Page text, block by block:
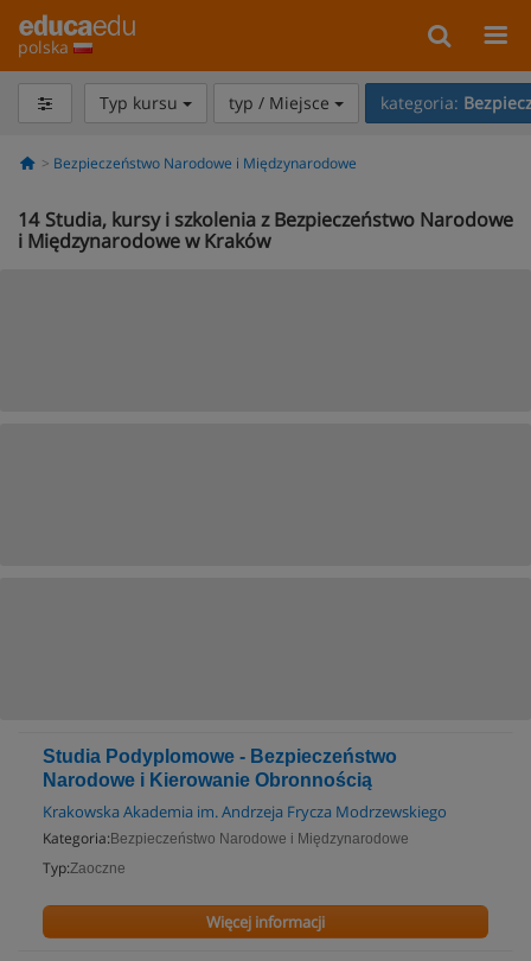
polska
Typ kursu typ / Miejsce kategoria:
Bezpieczeństwo Narodowe i Międzynarodowe
14 Studia, kursy i szkolenia z Bezpieczeństwo Narodowe
i Międzynarodowe w Kraków
Studia Podyplomowe - Bezpieczeństwo
Narodowe i Kierowanie Obronnością
Krakowska Akademia im. Andrzeja Frycza Modrzewskiego
Kategoria: Bezpieczeństwo Narodowe i Międzynarodowe
Typ:Zaoczne
Więcej informacji